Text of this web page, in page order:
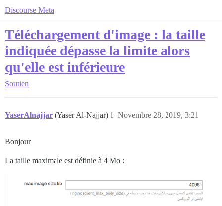
Discourse Meta
Téléchargement d'image : la taille
indiquée dépasse la limite alors
qu'elle est inférieure
Soutien
YaserAlnajjar (Yaser Al-Najjar) Novembre 28, 2019, 3:21
1
Bonjour
La taille maximale est définie à 4 Mo :